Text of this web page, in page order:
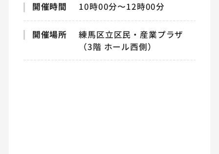
開催時間 10時00分〜12時00分
開催場所
練馬区立区民・産業プラザ
（3階 ホール西側）